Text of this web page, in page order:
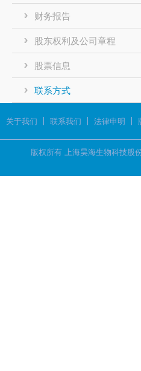
财务报告
股东权利及公司章程
股票信息
联系方式
关于我们 联系我们 法律申明
版权所有 上海昊海生物科技股